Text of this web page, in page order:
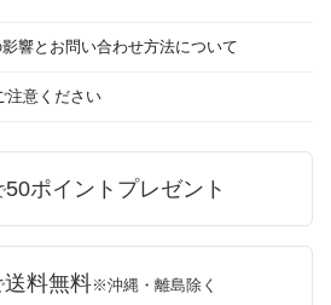
響とお問い合わせ方法について
注意ください
50ポイントプレゼント
送料無料※沖縄・離島除く